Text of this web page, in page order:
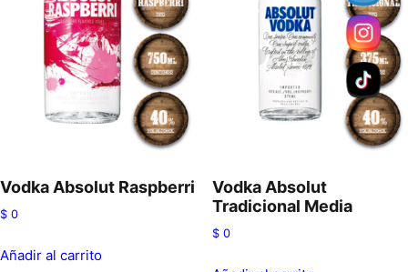
Vodka Absolut Raspberri
$ 0
Añadir al carrito
Vodka Absolut
Tradicional Media
$0